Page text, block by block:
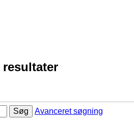
Søg
Avanceret søgning